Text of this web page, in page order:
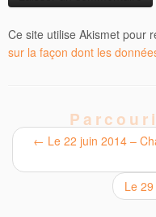
Ce site utilise Akismet pour
sur la façon dont les
← Le 22 juin 2014 –
Le